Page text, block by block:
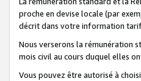
proche en devise locale (par
décrit dans votre information
Nous verserons la rémunération
mois civil au cours duquel elles
Vous pouvez être autorisé à